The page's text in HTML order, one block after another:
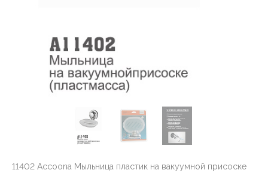
11402 Accoona Мыльница пластик на вакуумной присоске